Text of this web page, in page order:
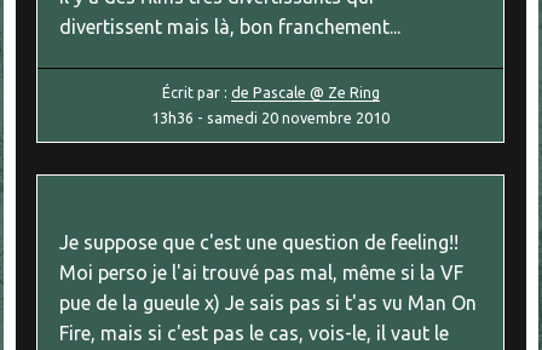
divertissent mais là, bon franchement...
Écrit par : de Pascale @ Ze Ring
13h36 - samedi 20 novembre 2010
Je suppose que c'est une question de feeling!!
Moi perso je l'ai trouvé pas mal, même si la VF
pue de la gueule x) Je sais pas si t'as vu Man On
Fire, mais si c'est pas le cas, vois-le, il vaut le